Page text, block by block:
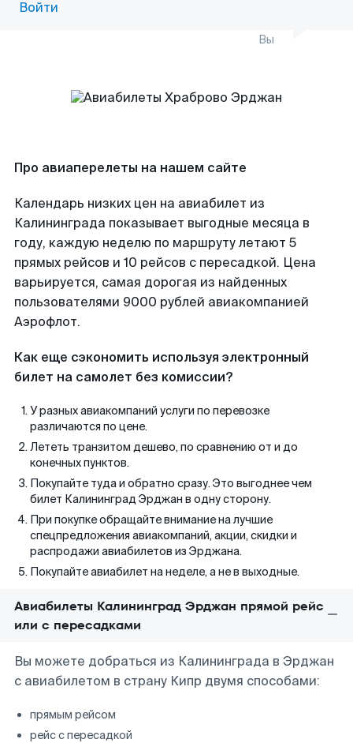
Войти
Вы
Про авиаперелеты на нашем сайте
Календарь низких цен на авиабилет из
Калининграда показывает выгодные месяца в
году, каждую неделю по маршруту летают 5
прямых рейсов и 10 рейсов с пересадкой. Цена
варьируется, самая дорогая из найденных
пользователями 9000 рублей авиакомпанией
Аэрофлот.
Как еще сэкономить используя электронный
билет на самолет без комиссии?
У разных авиакомпаний услуги по перевозке
различаются по цене.
Лететь транзитом дешево, по сравнению от и до
конечных пунктов.
Покупайте туда и обратно сразу. Это выгоднее чем
билет Калининград Эрджан в одну сторону.
При покупке обращайте внимание на лучшие
спецпредложения авиакомпаний, акции, скидки и
распродажи авиабилетов из Эрджана.
Покупайте авиабилет на неделе, а не в выходные.
Авиабилеты Калининград Эрджан прямой рейс
или с пересадками
Вы можете добраться из Калининграда в Эрджан
с авиабилетом в страну Кипр двумя способами:
прямым рейсом
рейс с пересадкой